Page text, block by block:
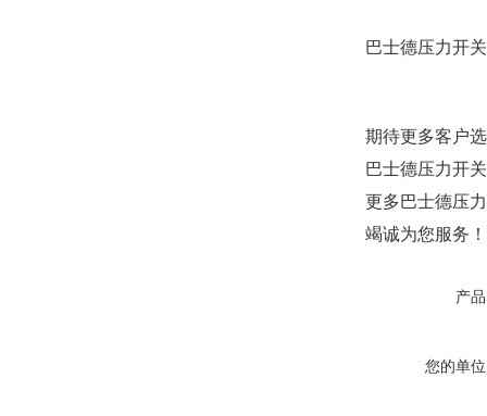
巴士德压力开
期待更多客户
巴士德压力开
更多巴士德压
竭诚为您服务！
产
您的单